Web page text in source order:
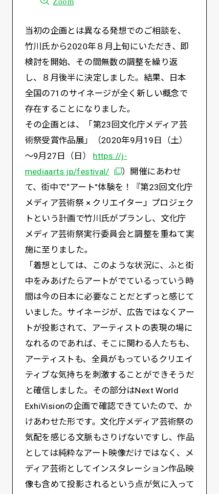
当初の企画とは異なる発想でのご相談を、
竹川氏から2020年８月上旬にいただき、即
検討を開始、その間無数の調整を繰り返
し、８月後半に決定しました。結果、日本
全国の71のサイネージが全く新しい概念で
存在することになりました。
その企画とは、「第23回文化庁メディア芸
術祭受賞作品展」（2020年9月19日（土）
～9月27日（日） https://j-
mediaarts.jp/festival/別ウィンドウで開く
）開催にあわせ
て、街中で“アート”体験を！『第23回文化庁
メディア芸術祭 × クリエイター』プロジェク
トという計画で竹川氏がプランし、文化庁
メディア芸術祭実行委員会と調整を重ねて実
施に至りました。
「着想としては、このような状況に、ふと街
中をみあげたらアートがでているっていう時
間は今の日本に必要なことだとずっと感じて
いました。サイネージが、広告ではなくアー
トが投影されて、アーティストの表現の場に
なれるのであれば、そこに関わる人たちも、
アーティストも、全員がもっているクリエイ
ティブな気持ちを刺激することができそうだ
と確信しました。その部分はNext World
ExhiVisionの企画で確認できていたので、か
けあわせた形です。文化庁メディア芸術祭の
気配を感じる文脈もさりげないですし、作品
としては純粋なアート映像だけではなく、メ
ディア芸術としてインスタレーション作品映
像も含めて投影されるという点が気に入って